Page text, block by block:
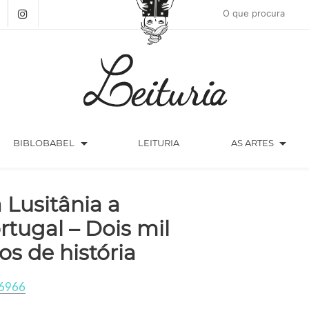
BIBLOBABEL arrow_drop_down LEITURIA AS ARTES arrow_drop_down
Lusitânia a
– Dois mil
de história